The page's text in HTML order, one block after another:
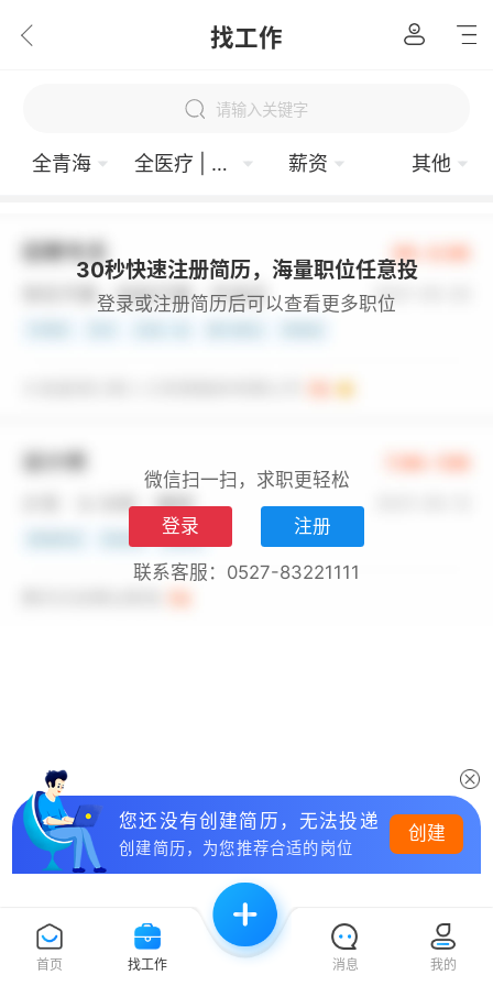
找工作
请输入关键字
全青海 全医疗 | 制药 | 环保 薪资 其他
30秒快速注册简历，海量职位任意投
登录或注册简历后可以查看更多职位
微信扫一扫，求职更轻松
登录 注册
联系客服：0527-83221111
首页 找工作 消息 我的
您还没有创建简历，无法投递
创建简历，为您推荐合适的岗位
创建